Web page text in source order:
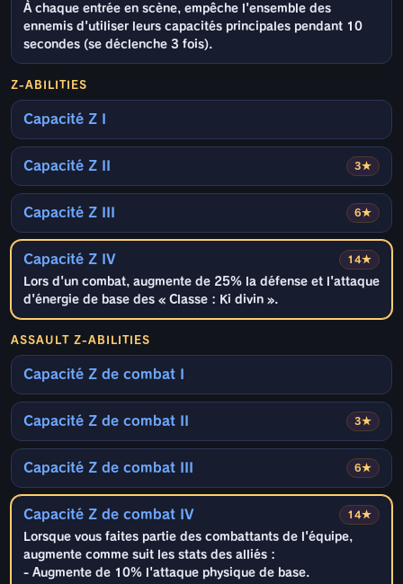
À chaque entrée en scène, empêche l'ensemble des
ennemis d'utiliser leurs capacités principales pendant 10
secondes (se déclenche 3 fois).
Z-ABILITIES
Capacité Z I
3★
Capacité Z II
6★
Capacité Z III
14★
Capacité Z IV
Lors d'un combat, augmente de 25% la défense et l'attaque
d'énergie de base des « Classe : Ki divin ».
ASSAULT Z-ABILITIES
Capacité Z de combat I
3★
Capacité Z de combat II
6★
Capacité Z de combat III
14★
Capacité Z de combat IV
Lorsque vous faites partie des combattants de l'équipe,
augmente comme suit les stats des alliés :
- Augmente de 10% l'attaque physique de base.